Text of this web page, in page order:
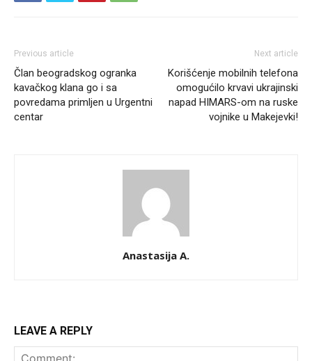
Previous article
Član beogradskog ogranka
kavačkog klana go i sa
povredama primljen u Urgentni
centar
Next article
Korišćenje mobilnih telefona
omogućilo krvavi ukrajinski
napad HIMARS-om na ruske
vojnike u Makejevki!
Anastasija A.
LEAVE A REPLY